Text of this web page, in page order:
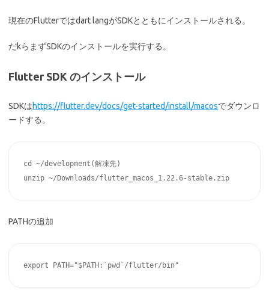
現在のFlutterではdart langがSDKとともにインストールされる。
だkらまずSDKのインストールを実行する。
Flutter SDK のインストール
SDKはhttps://flutter.dev/docs/get-started/install/macosでダウンロ
ードする。
cd ~/development(解凍先)
PATHの追加